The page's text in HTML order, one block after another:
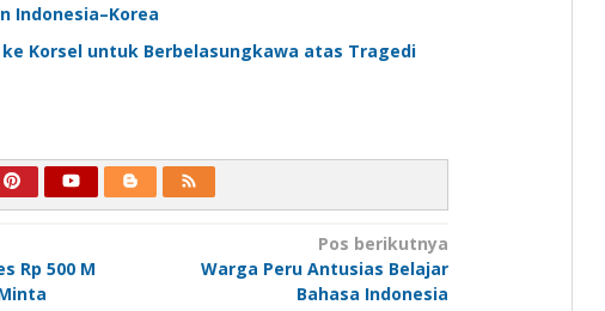
Indonesia–Korea
Korsel untuk Berbelasungkawa atas Tragedi
Rp 500 M
Pos berikutnya
Warga Peru Antusias Belajar
Bahasa Indonesia